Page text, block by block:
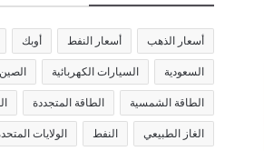
أسعار الذهب أسعار النفط أوبك
السعودية السيارات الكهربائية الصين
الطاقة الشمسية الطاقة المتجددة
الغاز الطبيعي النفط الولايات